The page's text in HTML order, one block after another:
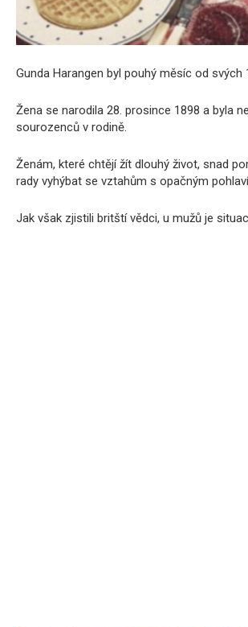
Gunda Harangen byl pouhý měsíc od svých
Žena se narodila 28. prosince 1898 a byla
sourozenců v rodině.
Ženám, které chtějí žít dlouhý život, snad
rady vyhýbat se vztahům s opačným
Jak však zjistili britští vědci, u mužů je